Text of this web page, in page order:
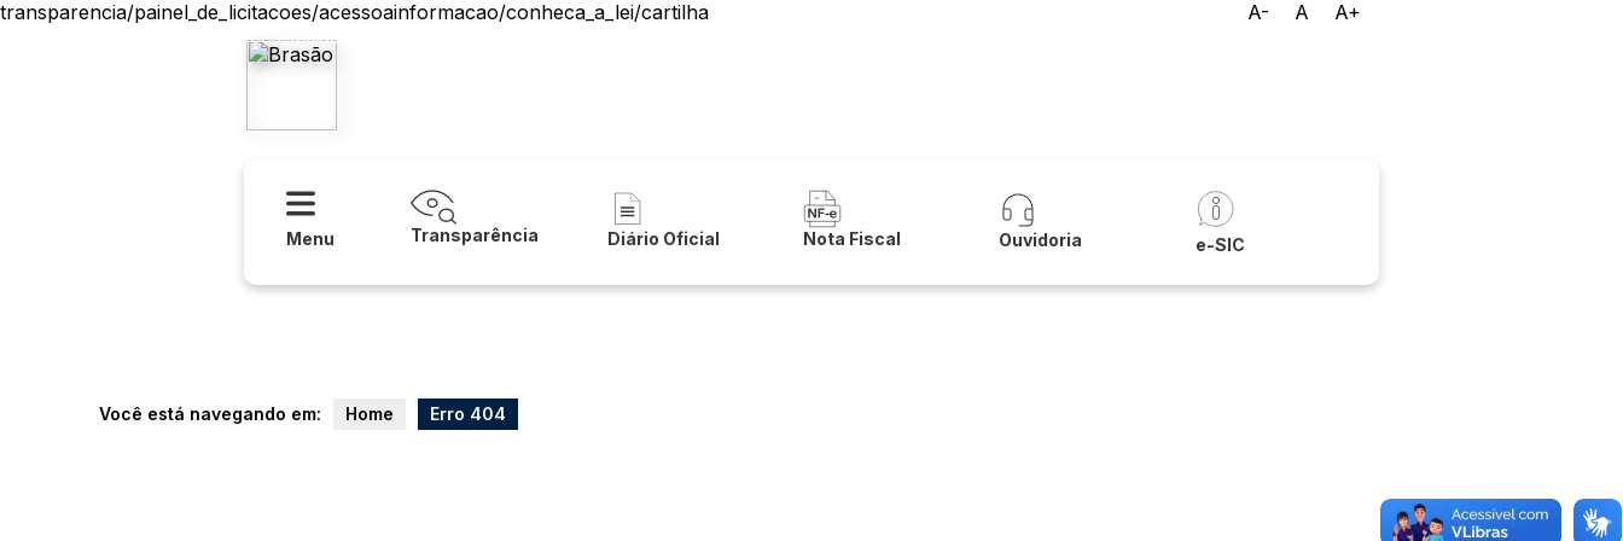
transparencia/painel_de_licitacoes/acessoainformacao/conheca_a_lei/cartilha A- A
A+
Acessibilidade
Menu Transparência Diário Oficial Nota Fiscal Ouvidoria e-SIC
Você está navegando em: Home Erro 404